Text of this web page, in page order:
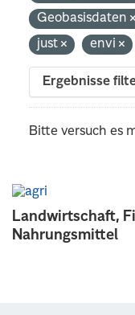
Landwirtschaft,
Nahrungsmittel
Geobasisdaten
just
envi
Ergebnisse
Bitte versuch es